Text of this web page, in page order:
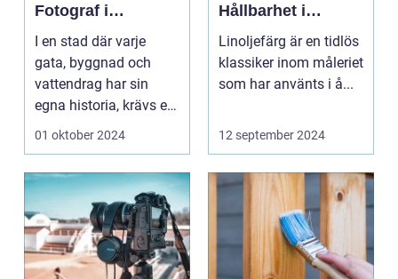
Fotograf i
Stockholm
I en stad där varje
gata, byggnad och
vattendrag har sin
egna historia, krävs en
riktig ko...
01 oktober 2024
Hållbarhet i
Modern Tappning
Linoljefärg är en tidlös
klassiker inom måleriet
som har använts i å...
12 september 2024